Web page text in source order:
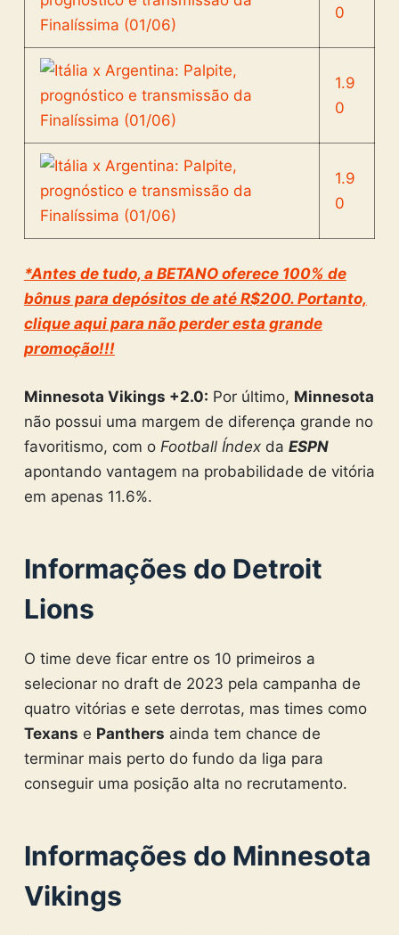
0
1.9
0
1.9
0
*Antes de tudo, a BETANO oferece 100% de
bônus para depósitos de até R$200. Portanto,
clique aqui para não perder esta grande
promoção!!!
Minnesota Vikings +2.0: Por último, Minnesota
não possui uma margem de diferença grande no
favoritismo, com o Football Índexda ESPN
apontando vantagem na probabilidade de vitória
em apenas 11.6%.
Informações do Detroit
Lions
O time deve ficar entre os 10 primeiros a
selecionar no draft de 2023 pela campanha de
quatro vitórias e sete derrotas, mas times como
Texans e Panthers ainda tem chance de
terminar mais perto do fundo da liga para
conseguir uma posição alta no recrutamento.
Informações do Minnesota
Vikings